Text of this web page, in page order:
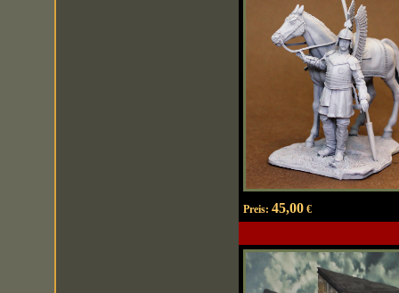
Preis: 45,00€